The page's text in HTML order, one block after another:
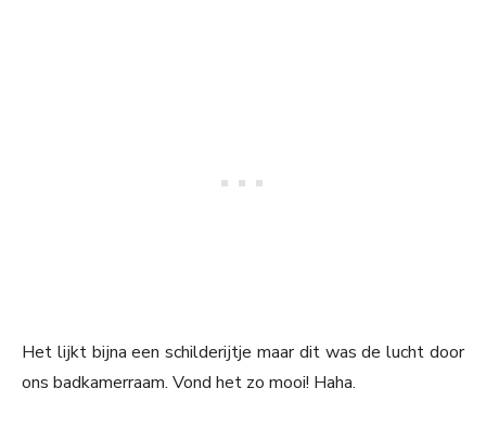
Het lijkt bijna een schilderijtje maar dit was de lucht door
ons badkamerraam. Vond het zo mooi! Haha.